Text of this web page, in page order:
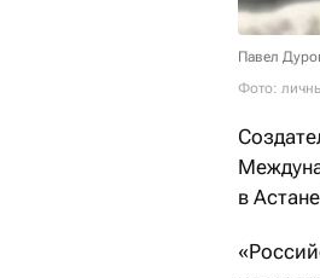
Павел
Фото:
в